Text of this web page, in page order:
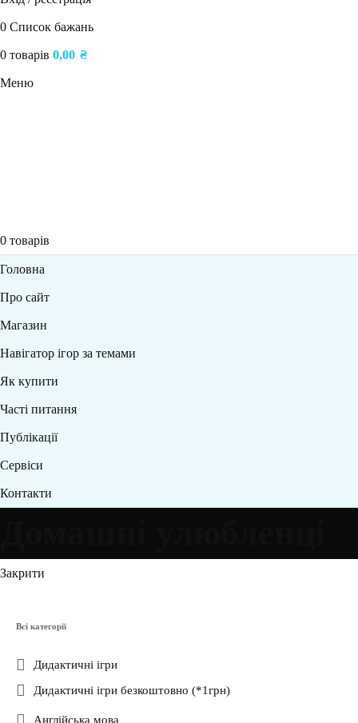
0 Список бажань
0 товарів 0,00 ₴
Меню
0 товарів
Головна
Про сайт
Магазин
Навігатор ігор за темами
Як купити
Часті питання
Публікації
Сервіси
Контакти
Закрити
Всі категорії
Дидактичні ігри
Дидактичні ігри безкоштовно (*1грн)
Англійська мова